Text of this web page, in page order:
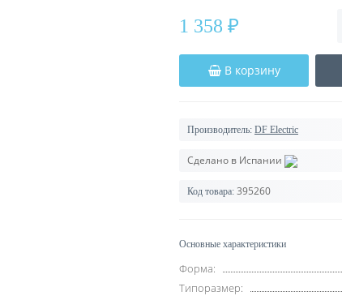
1 358 ₽
В корзину
Производитель: DF Electric
Сделано в Испании
Код товара: 395260
Основные характеристики
Форма:
Типоразмер: